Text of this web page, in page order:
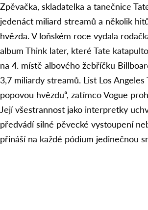
Zpěvačka, skladatelka a tanečnice
jedenáct miliard streamů a několik
hvězda. V loňském roce vydala
album Think later, které Tate
na 4. místě albového žebříčku
3,7 miliardy streamů. List Los
popovou hvězdu“, zatímco Vogue
Její všestrannost jako interpretky
předvádí silné pěvecké vystoupení
přináší na každé pódium jedinečnou